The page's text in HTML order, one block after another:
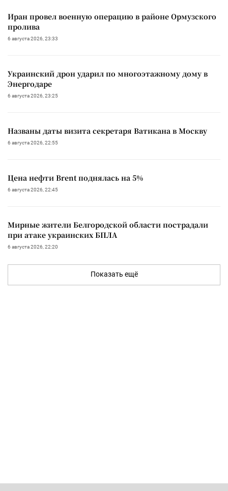
Иран провел военную операцию в районе Ормузского
пролива
6 августа 2026, 23:33
Украинский дрон ударил по многоэтажному дому в
Энергодаре
6 августа 2026, 23:25
Названы даты визита секретаря Ватикана в Москву
6 августа 2026, 22:55
Цена нефти Brent поднялась на 5%
6 августа 2026, 22:45
Мирные жители Белгородской области пострадали
при атаке украинских БПЛА
6 августа 2026, 22:20
Показать ещё